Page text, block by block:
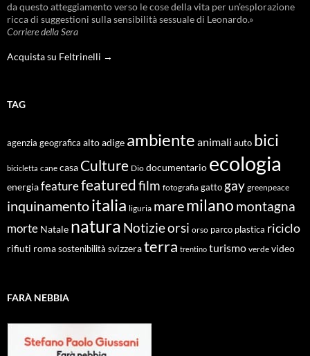
da questo atteggiamento verso le cose della vita per un’esplorazione
ricca di suggestioni sulla sensibilità sessuale di Leonardo.»
Corriere della Sera
Acquista su Feltrinelli →
TAG
agenzia geografica alto adige ambiente animali auto bici
bicicletta cane casa Culture Dio documentario ecologia
energiafeaturefeaturedfilm fotografia gatto gay greenpeace
inquinamentoitalia liguria maremilano montagna
morte Natale natura Notizieorsi orso parco plastica riciclo
rifiuti roma sostenibilità svizzeraterra trentino turismo verde video
FARÀ NEBBIA